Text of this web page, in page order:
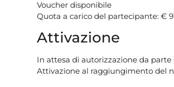
Voucher disponibile
Quota a carico del partecipante: €
Attivazione
In attesa di autorizzazione da
Attivazione al raggiungimento del